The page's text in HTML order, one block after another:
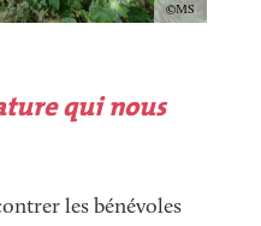
Copyright
MS
qui nous
les bénévoles